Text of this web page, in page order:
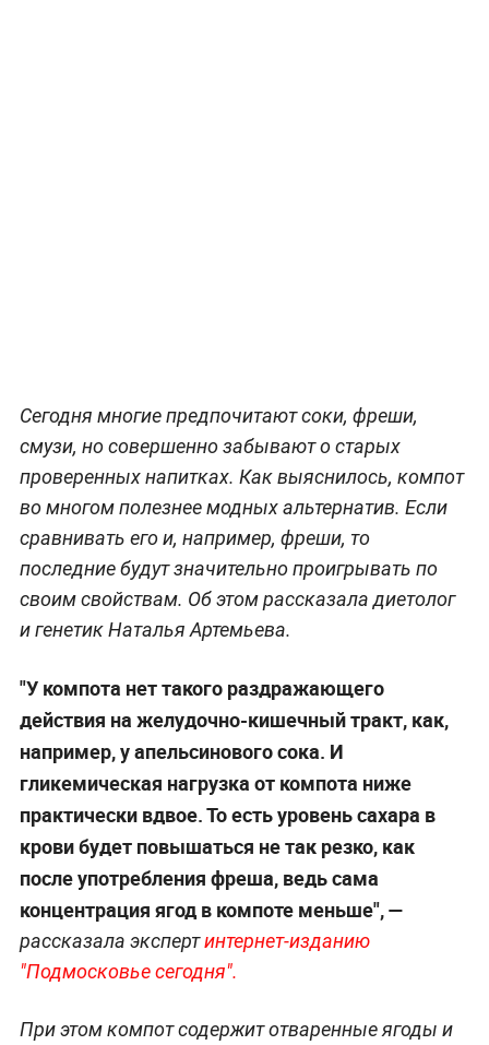
Сегодня многие предпочитают соки, фреши,
смузи, но совершенно забывают о старых
проверенных напитках. Как выяснилось, компот
во многом полезнее модных альтернатив. Если
сравнивать его и, например, фреши, то
последние будут значительно проигрывать по
своим свойствам. Об этом рассказала диетолог
и генетик Наталья Артемьева.
"У компота нет такого раздражающего
действия на желудочно-кишечный тракт, как,
например, у апельсинового сока. И
гликемическая нагрузка от компота ниже
практически вдвое. То есть уровень сахара в
крови будет повышаться не так резко, как
после употребления фреша, ведь сама
концентрация ягод в компоте меньше", —
рассказала экспертинтернет-изданию
"Подмосковье сегодня".
При этом компот содержит отваренные ягоды и